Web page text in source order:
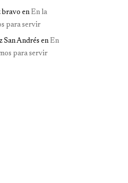
bravo enEn la
para servir
San Andrés enEn
para servir